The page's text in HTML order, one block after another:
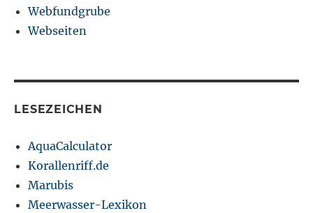
Webfundgrube
Webseiten
LESEZEICHEN
AquaCalculator
Korallenriff.de
Marubis
Meerwasser-Lexikon